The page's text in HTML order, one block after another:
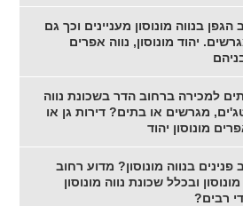
בנווה מונוסון מעניינים וכך גם
יהוד מונוסון, נווה אפרים
למכירה ברחוב הדר בשכונת נווה
מגרשים או בתים? דירות גן או
מונוסון יהוד
בנווה מונוסון? מדוע רחוב
ובכלל שכונת נווה מונוסון
רבים?